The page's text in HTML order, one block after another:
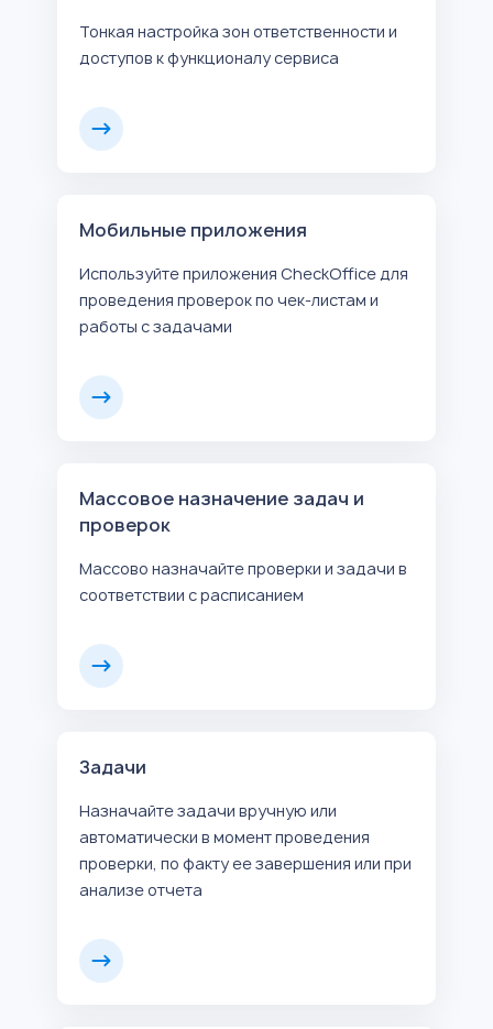
Тонкая настройка зон ответственности и
доступов к функционалу сервиса
Мобильные приложения
Используйте приложения CheckOffice для
проведения проверок по чек-листам и
работы с задачами
Массовое назначение задач и
проверок
Массово назначайте проверки и задачи в
соответствии с расписанием
Задачи
Назначайте задачи вручную или
автоматически в момент проведения
проверки, по факту ее завершения или при
анализе отчета